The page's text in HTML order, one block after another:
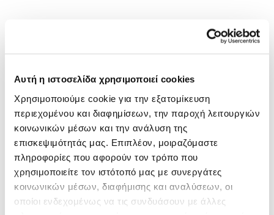
Αυτή η ιστοσελίδα χρησιμοποιεί cookies
Χρησιμοποιούμε cookie για την εξατομίκευση
περιεχομένου και διαφημίσεων, την παροχή λειτουργιών
κοινωνικών μέσων και την ανάλυση της
επισκεψιμότητάς μας. Επιπλέον, μοιραζόμαστε
πληροφορίες που αφορούν τον τρόπο που
χρησιμοποιείτε τον ιστότοπό μας με συνεργάτες
κοινωνικών μέσων, διαφήμισης και αναλύσεων, οι
οποίοι ενδεχομένως να τις συνδυάσουν με άλλες
Λίγα λόγια για την
ΠΝΟΗ
Το Σωματείο «ΠΝΟΗ – Φίλοι Εντατικής Θεραπείας Παιδιού»
ιδρύθηκε το 1991 από παιδιάτρους, γονείς και φίλους
εθελοντές. Ασχολείται με τον εξοπλισμό των Μονάδων
Εντατικής Θεραπείας Παιδιών (ΜΕΘ) και Νεογνών (ΜΕΝ) καθώς
και Μονάδων Αυξημένης Φροντίδας Παίδων (ΜΑΦ) στα Κρατικά
Νοσοκομεία. Επίσης, στηρίζει ηθικά και υλικά τους γονείς που
τα παιδιά τους νοσηλεύονται στις εντατικές μονάδες, συμβάλει
την εκπαίδευση και επιμόρφωση του Ιατρικού και
Νοσηλευτικού προσωπικού των Μονάδων, προσφέρει παροχή
βασικών γνώσεων Καρδιοπνευμονικής Αναζωογόνησης και Α΄